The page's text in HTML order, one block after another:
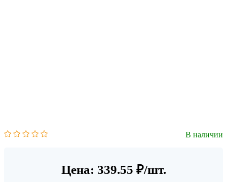
В наличии
Цена: 339.55 ₽/шт.